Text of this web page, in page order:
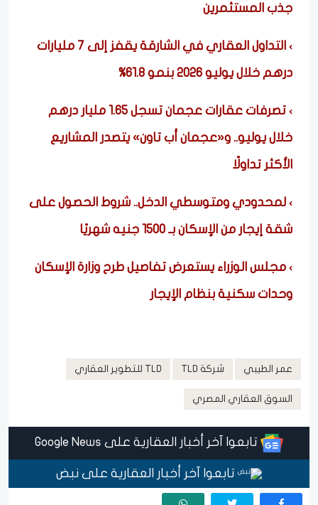
جذب المستثمرين
التداول العقاري في الشارقة يقفز إلى 7 مليارات
درهم خلال يوليو 2026 بنمو 61.8%
تصرفات عقارات عجمان تسجل 1.65 مليار درهم
خلال يوليو.. و«عجمان أب تاون» يتصدر المشاريع
الأكثر تداولًا
لمحدودي ومتوسطي الدخل.. شروط الحصول على
شقة إيجار من الإسكان بـ 1500 جنيه شهريًا
مجلس الوزراء يستعرض تفاصيل طرح وزارة الإسكان
وحدات سكنية بنظام الإيجار
عمر الطيبي شركة TLD TLD للتطوير العقاري
السوق العقاري المصري
تابعوا آخر أخبار العقارية على Google News
تابعوا آخر أخبار العقارية على نبض